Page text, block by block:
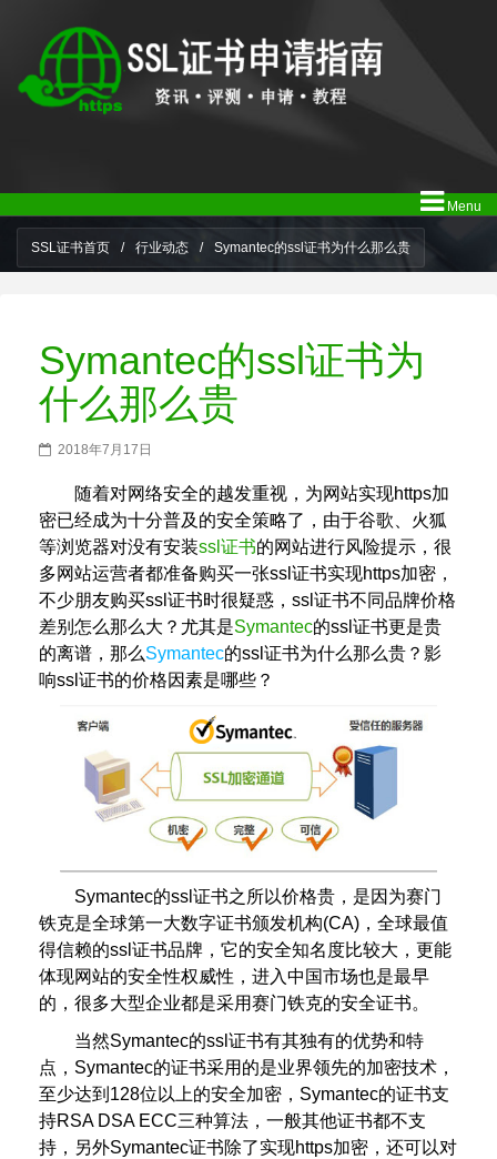
Menu
SSL证书首页 / 行业动态 / Symantec的ssl证书为什么那么贵
Symantec的ssl证书为
什么那么贵
2018年7月17日
随着对网络安全的越发重视，为网站实现https加
密已经成为十分普及的安全策略了，由于谷歌、火狐
等浏览器对没有安装ssl证书的网站进行风险提示，很
多网站运营者都准备购买一张ssl证书实现https加密，
不少朋友购买ssl证书时很疑惑，ssl证书不同品牌价格
差别怎么那么大？尤其是Symantec的ssl证书更是贵
的离谱，那么Symantec的ssl证书为什么那么贵？影
响ssl证书的价格因素是哪些？
Symantec的ssl证书之所以价格贵，是因为赛门
铁克是全球第一大数字证书颁发机构(CA)，全球最值
得信赖的ssl证书品牌，它的安全知名度比较大，更能
体现网站的安全性权威性，进入中国市场也是最早
的，很多大型企业都是采用赛门铁克的安全证书。
当然Symantec的ssl证书有其独有的优势和特
点，Symantec的证书采用的是业界领先的加密技术，
至少达到128位以上的安全加密，Symantec的证书支
持RSA DSA ECC三种算法，一般其他证书都不支
持，另外Symantec证书除了实现https加密，还可以对